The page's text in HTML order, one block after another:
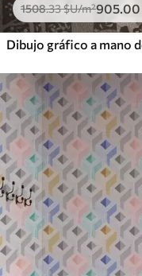
1508.33$U/m²905.00